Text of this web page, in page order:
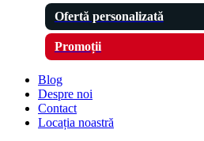
Ofertă personalizată
Promoții
Blog
Despre noi
Contact
Locația noastră